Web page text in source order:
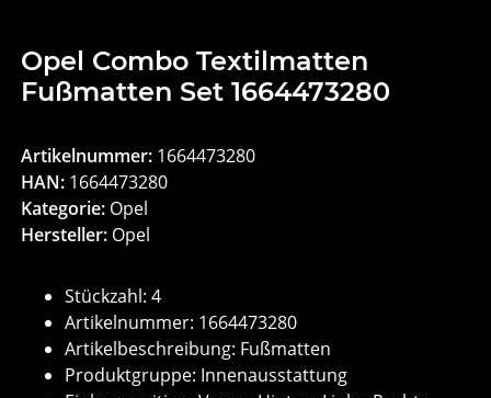
Opel Combo Textilmatten
Fußmatten Set 1664473280
Artikelnummer: 1664473280
HAN: 1664473280
Kategorie: Opel
Hersteller: Opel
Stückzahl: 4
Artikelnummer: 1664473280
Artikelbeschreibung: Fußmatten
Produktgruppe: Innenausstattung